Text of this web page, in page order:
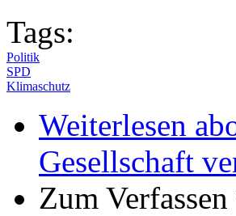
Tags:
Politik
SPD
Klimaschutz
Weiterlesen
Gesellschaft
Zum